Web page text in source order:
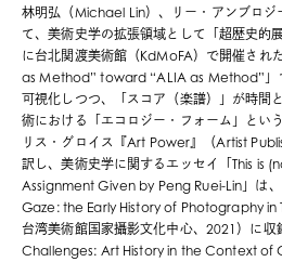
林明弘（Michael Lin）、
リー・アンブロ
て、美術史学の拡張領域として「超歴史的
に台北関渡美術館（KdMoFA）で開催さ
as Method” toward “ALIA as Method”」
可視化しつつ、「スコア（楽譜）」が時間
術における「エコロジー・フォーム」とい
リス・グロイス
『Art Power』
（Artist
訳し、美術史学に関するエッセイ「This is
Assignment Given by Peng Ruei-Lin」は
Gaze: the Early History of Photography in
台湾美術館国家攝影文化中心、2021）に
Challenges: Art History in the Context of